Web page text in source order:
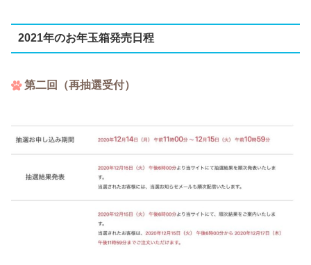
2021年のお年玉箱発売日程
第二回（再抽選受付）